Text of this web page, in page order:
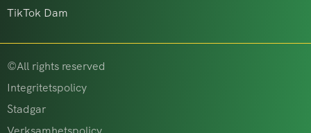
TikTok Dam
©All rights reserved
Integritetspolicy
Stadgar